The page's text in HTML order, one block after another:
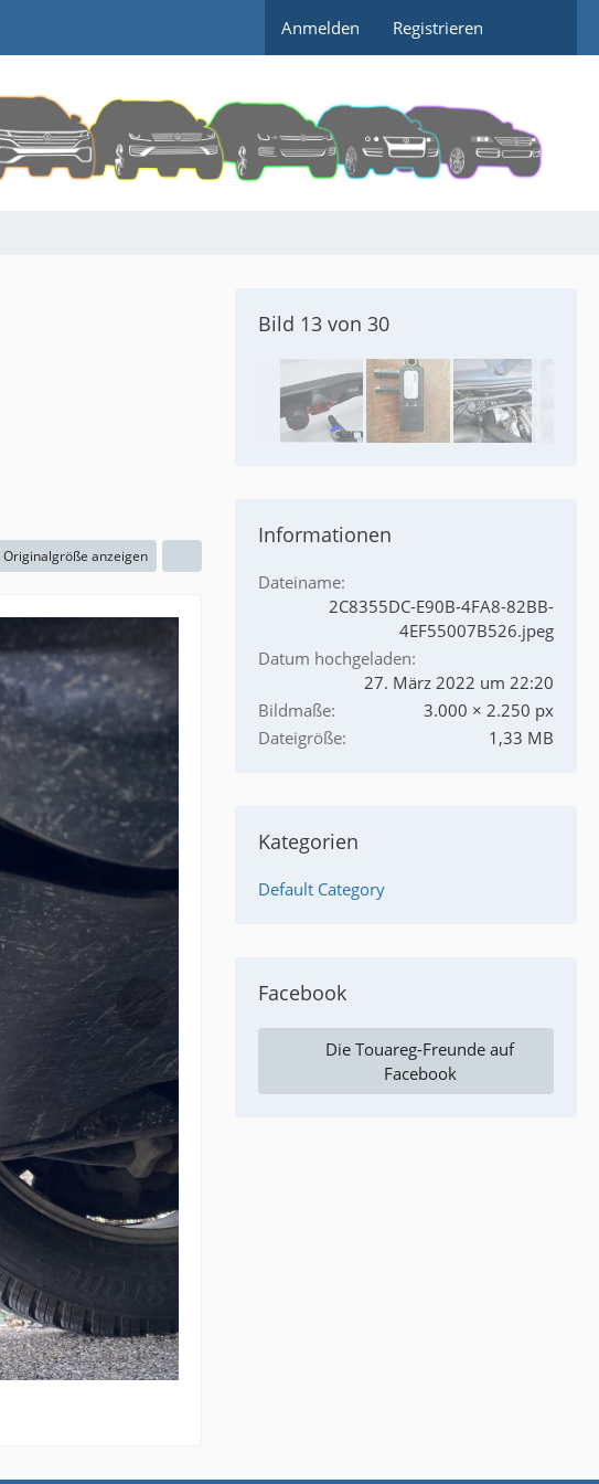
Anmelden Registrieren
Originalgröße anzeigen
Bild 13 von 30
Informationen
Dateiname
2C8355DC-E90B-4FA8-82BB-
4EF55007B526.jpeg
Datum hochgeladen
27. März 2022 um 22:20
Bildmaße
3.000 × 2.250 px
Dateigröße
1,33 MB
Kategorien
Default Category
Facebook
Die Touareg-Freunde auf
Facebook